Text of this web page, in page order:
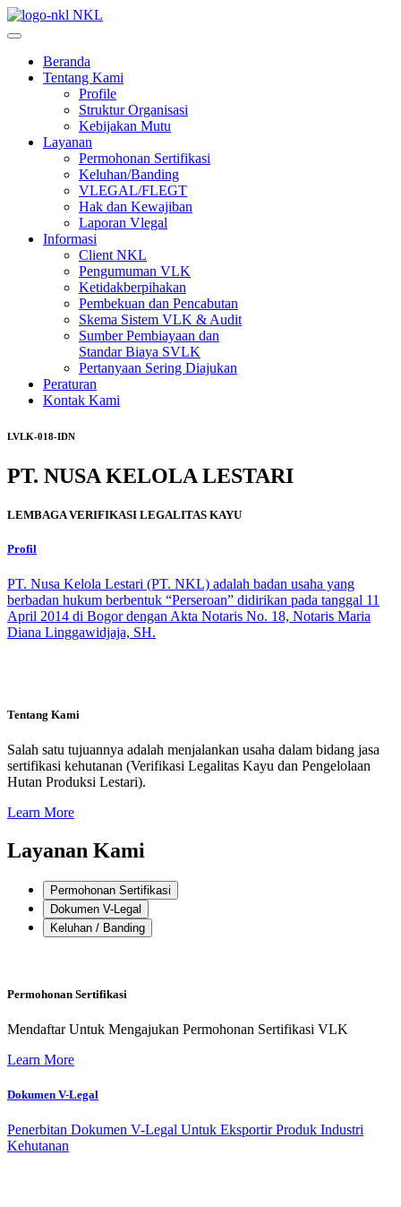
NKL
Beranda
Tentang Kami
Profile
Struktur Organisasi
Kebijakan Mutu
Layanan
Permohonan Sertifikasi
Keluhan/Banding
VLEGAL/FLEGT
Hak dan Kewajiban
Laporan Vlegal
Informasi
Client NKL
Pengumuman VLK
Ketidakberpihakan
Pembekuan dan Pencabutan
Skema Sistem VLK & Audit
Sumber Pembiayaan dan
Standar Biaya SVLK
Pertanyaan Sering Diajukan
Peraturan
Kontak Kami
LVLK-018-IDN
PT. NUSA KELOLA LESTARI
LEMBAGA VERIFIKASI LEGALITAS KAYU
Profil
PT. Nusa Kelola Lestari (PT. NKL) adalah badan usaha yang
berbadan hukum berbentuk “Perseroan” didirikan pada tanggal 11
April 2014 di Bogor dengan Akta Notaris No. 18, Notaris Maria
Diana Linggawidjaja, SH.
Tentang Kami
Salah satu tujuannya adalah menjalankan usaha dalam bidang jasa
sertifikasi kehutanan (Verifikasi Legalitas Kayu dan Pengelolaan
Hutan Produksi Lestari).
Learn More
Layanan Kami
Permohonan Sertifikasi
Dokumen V-Legal
Keluhan / Banding
Permohonan Sertifikasi
Mendaftar Untuk Mengajukan Permohonan Sertifikasi VLK
Learn More
Dokumen V-Legal
Penerbitan Dokumen V-Legal Untuk Eksportir Produk Industri
Kehutanan